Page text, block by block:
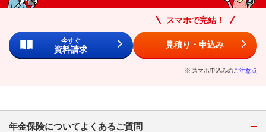
今すぐ
資料請求
スマホで完結！
見積り・申込み
※ スマホ申込みのご注意点
年金保険についてよくあるご質問